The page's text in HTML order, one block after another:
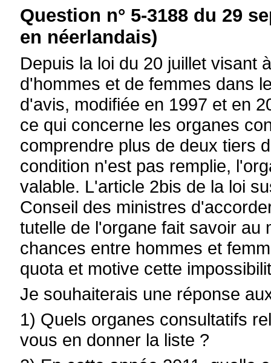
Question n° 5-3188 du 29
en néerlandais)
Depuis la loi du 20 juillet visant
d'hommes et de femmes dans
d'avis, modifiée en 1997 et en
ce qui concerne les organes
comprendre plus de deux tiers
condition n'est pas remplie,
valable. L'article 2bis de la loi
Conseil des ministres
tutelle de l'organe fait savoir au
chances entre hommes et
quota et motive cette
Je souhaiterais une réponse
1) Quels organes consultatifs
vous en donner la liste ?